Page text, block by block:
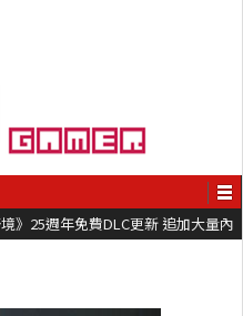
》25週年免費DLC更新 追加大量內